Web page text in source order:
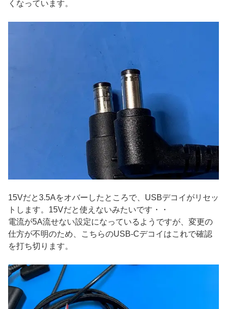
くなっています。
15Vだと3.5Aをオバーしたところで、USBデコイがリセッ
トします。15Vだと使えないみたいです・・
電流が5A流せない設定になっているようですが、変更の
仕方が不明のため、こちらのUSB-Cデコイはこれで確認
を打ち切ります。